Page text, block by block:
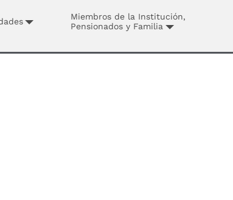
Miembros de la Institución,
Pensionados y Familia